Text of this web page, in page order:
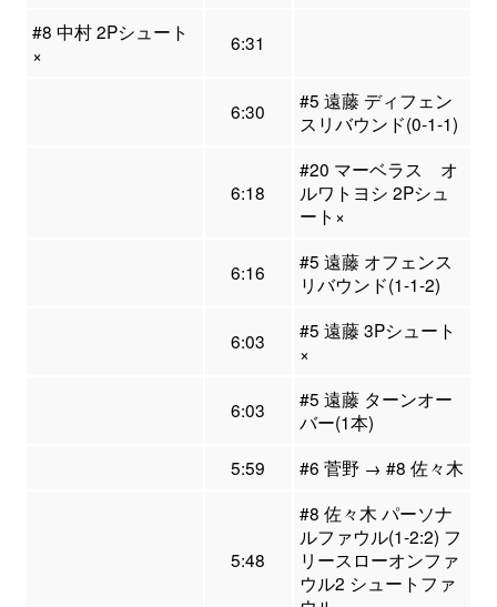
#8 中村 2Pシュート
×
6:31
6:30
#5 遠藤 ディフェン
スリバウンド(0-1-1)
6:18
#20 マーベラス オ
ルワトヨシ 2Pシュ
ート×
6:16
#5 遠藤 オフェンス
リバウンド(1-1-2)
6:03
#5 遠藤 3Pシュート
×
6:03
#5 遠藤 ターンオー
バー(1本)
5:59
#6 菅野 → #8 佐々木
5:48
#8 佐々木 パーソナ
ルファウル(1-2:2) フ
リースローオンファ
ウル2 シュートファ